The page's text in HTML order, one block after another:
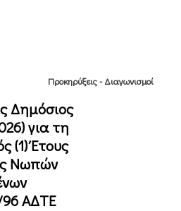
Προκηρύξεις - Διαγωνισμοί
Δημόσιος
για τη
(1) Έτους
Νωπών
ΑΔΤΕ